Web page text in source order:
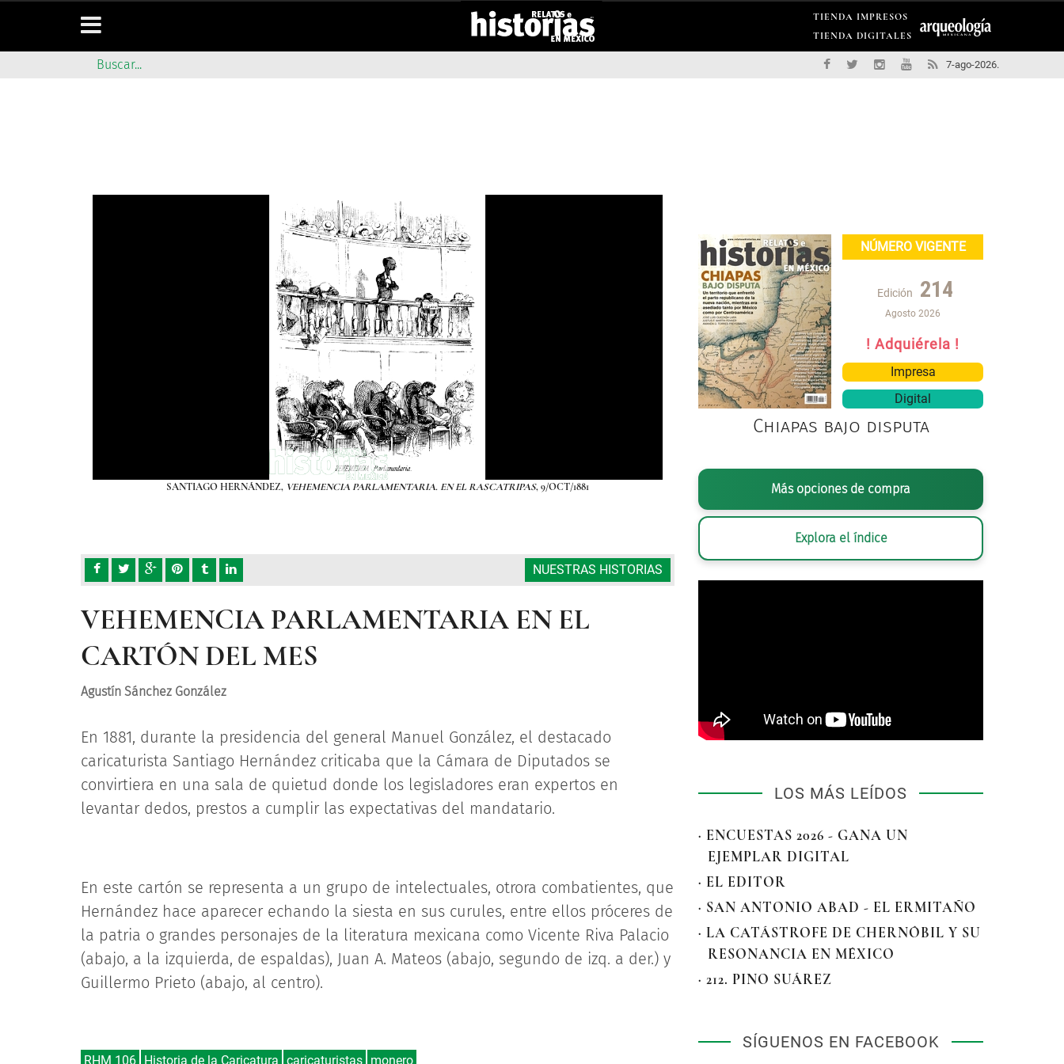
TIENDA IMPRESOS
TIENDA DIGITALES
7-ago-2026.
SANTIAGO HERNÁNDEZ, VEHEMENCIA PARLAMENTARIA. EN EL RASCATRIPAS, 9/OCT/1881 SANTIAGO HERNÁNDEZ,VEHEMENCIA PARLAMENTARIA. EN EL
NUESTRAS HISTORIAS
VEHEMENCIA PARLAMENTARIA EN EL
CARTÓN DEL MES
Agustín Sánchez González
En 1881, durante la presidencia del general Manuel González, el destacado
caricaturista Santiago Hernández criticaba que la Cámara de Diputados se
convirtiera en una sala de quietud donde los legisladores eran expertos en
levantar dedos, prestos a cumplir las expectativas del mandatario.
En este cartón se representa a un grupo de intelectuales, otrora combatientes, que
Hernández hace aparecer echando la siesta en sus curules, entre ellos próceres de
la patria o grandes personajes de la literatura mexicana como Vicente Riva Palacio
(abajo, a la izquierda, de espaldas), Juan A. Mateos (abajo, segundo de izq. a der.) y
Guillermo Prieto (abajo, al centro).
RHM 106 Historia de la Caricatura caricaturistas monero
NÚMERO VIGENTE
Edición 214
Agosto 2026
! Adquiérela !
Impresa
Digital
Chiapas bajo disputa
Más opciones de compra
Explora el índice
LOS MÁS LEÍDOS
· ENCUESTAS 2026 - GANA UN
EJEMPLAR DIGITAL
· EL EDITOR
· SAN ANTONIO ABAD - EL ERMITAÑO
· LA CATÁSTROFE DE CHERNÓBIL Y SU
RESONANCIA EN MÉXICO
· 212. PINO SUÁREZ
SÍGUENOS EN FACEBOOK